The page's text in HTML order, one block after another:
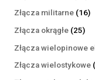
Złącza militarne 1616
Złącza okrągłe 2525
Złącza wielopinowe
Złącza wielostykowe